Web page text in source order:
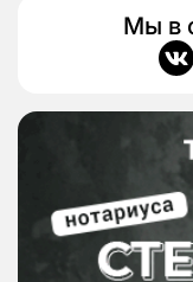
Мы в